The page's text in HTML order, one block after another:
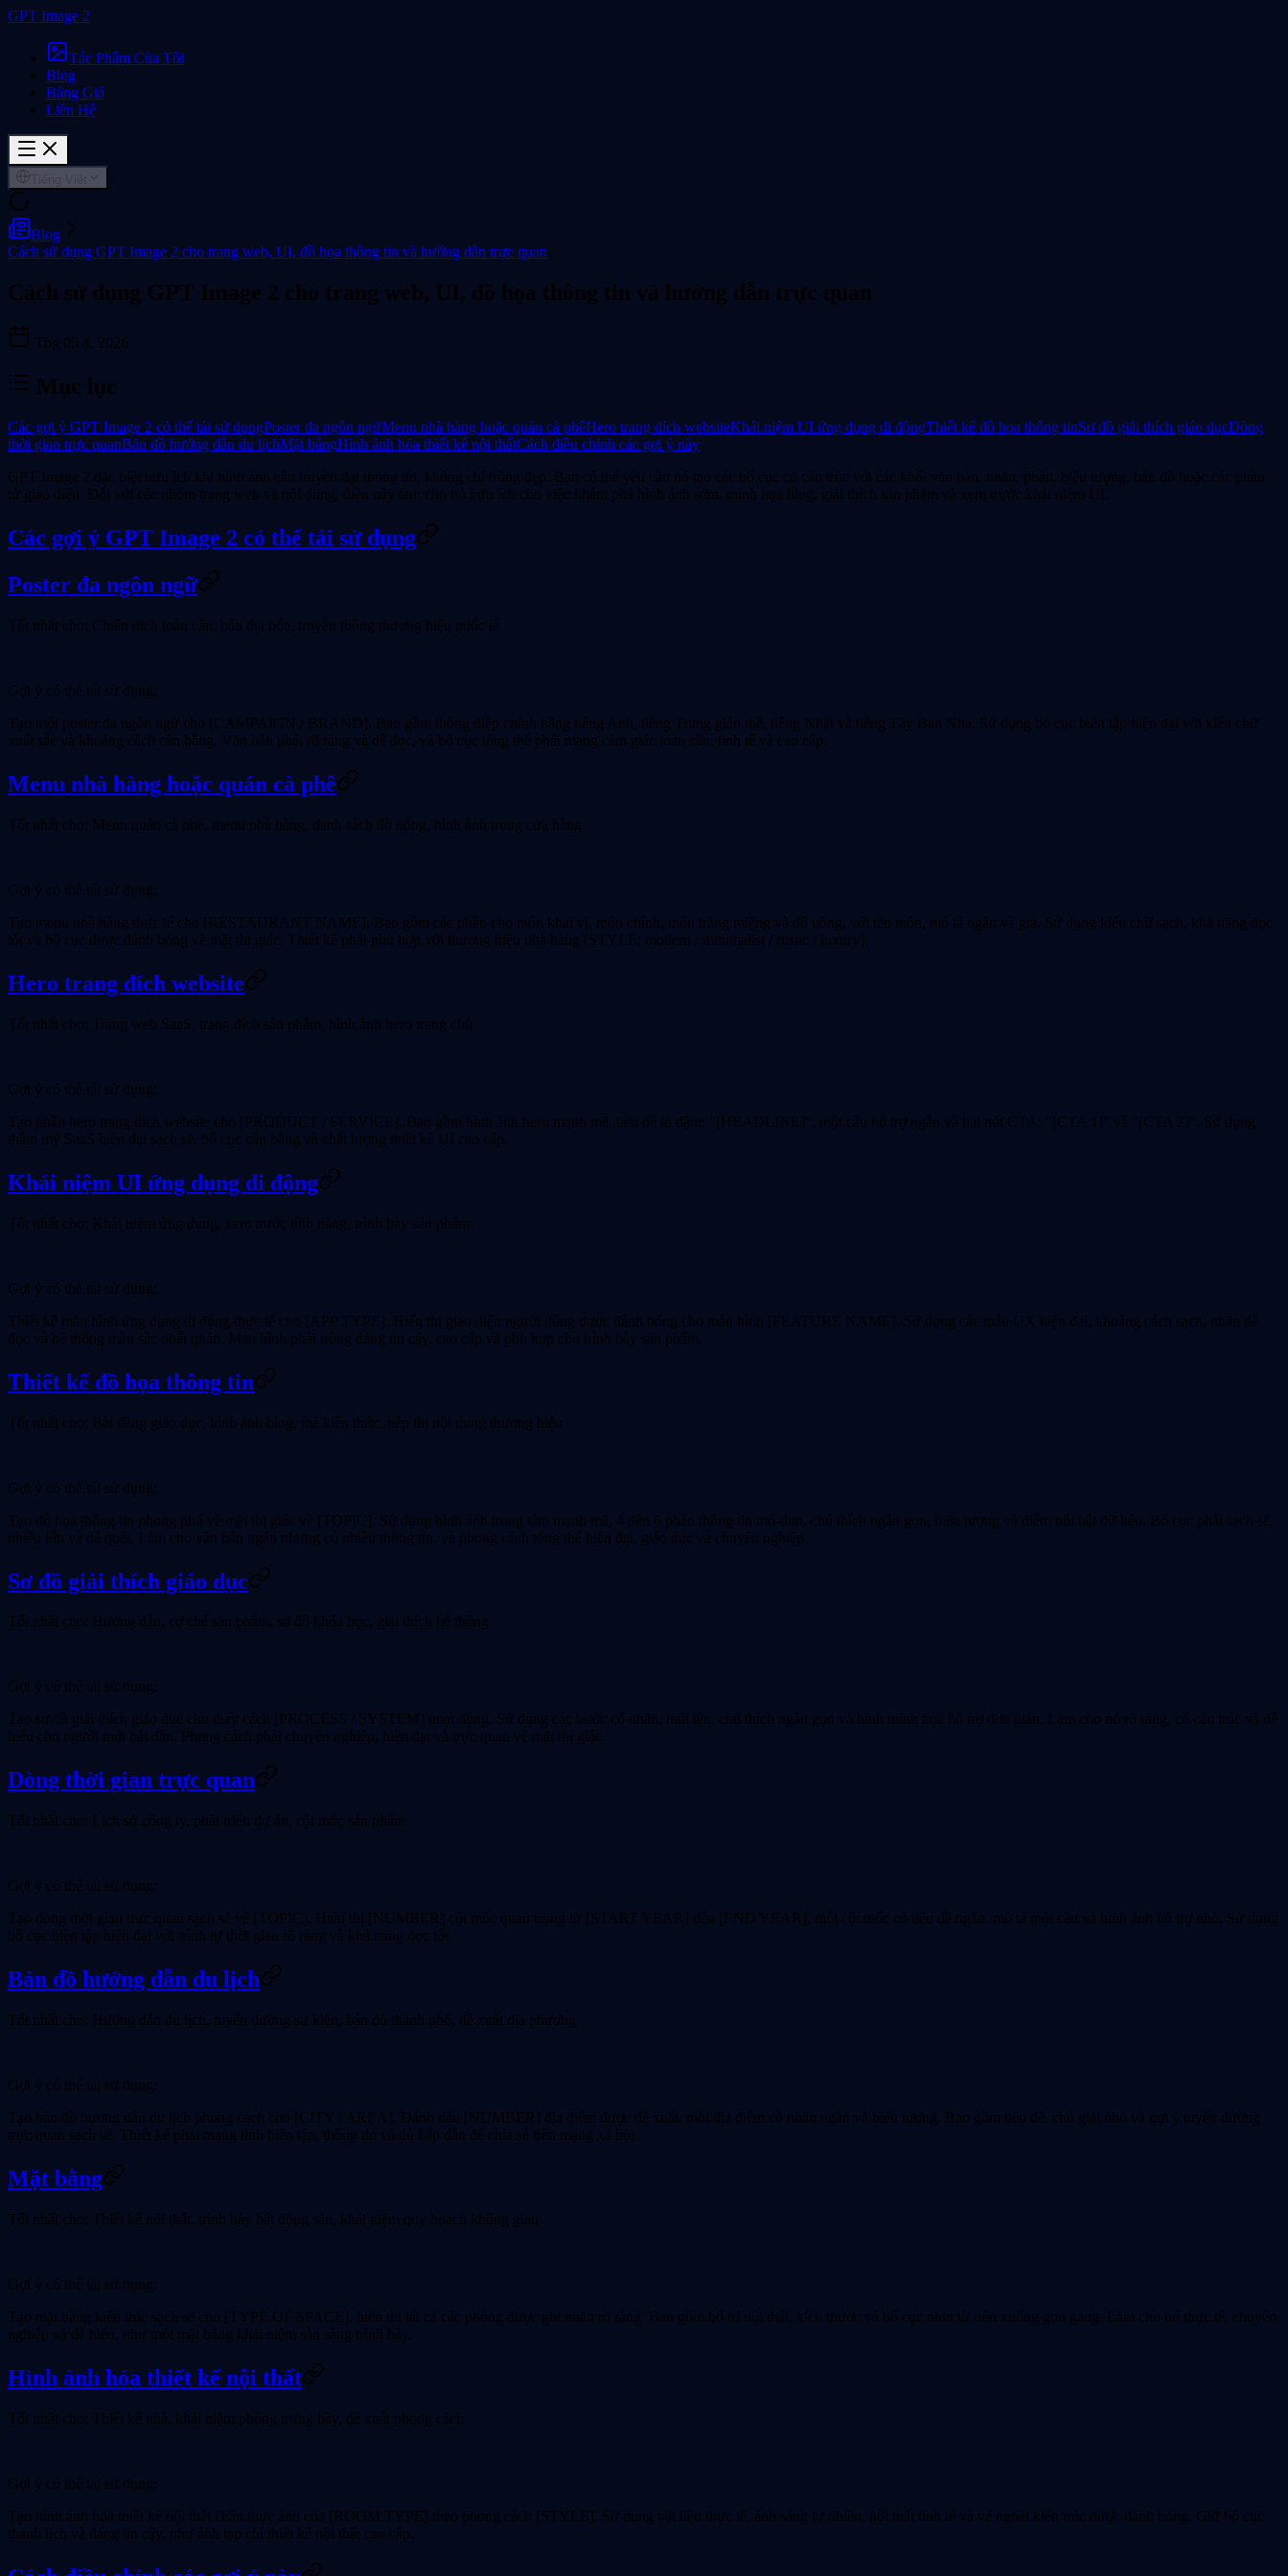
GPT Image 2
Tác Phẩm Của Tôi
Blog
Bảng Giá
Liên Hệ
Tiếng Việt
Blog
Cách sử dụng GPT Image 2 cho trang web, UI, đồ họa thông tin và hướng dẫn trực quan
Cách sử dụng GPT Image 2 cho trang web, UI, đồ họa thông tin và hướng dẫn trực quan
Thg 05 4, 2026
Mục lục
Các gợi ý GPT Image 2 có thể tái sử dụngPoster đa ngôn ngữMenu nhà hàng hoặc quán cà phêHero trang đích websiteKhái niệm UI ứng dụng di độngThiết kế đồ họa thông tinSơ đồ giải thích giáo dụcDòng
thời gian trực quanBản đồ hướng dẫn du lịchMặt bằngHình ảnh hóa thiết kế nội thấtCách điều chỉnh các gợi ý này
GPT Image 2 đặc biệt hữu ích khi hình ảnh cần truyền đạt thông tin, không chỉ trông đẹp. Bạn có thể yêu cầu nó tạo các bố cục có cấu trúc với các khối văn bản, nhãn, phần, biểu tượng, bản đồ hoặc các phần
tử giao diện. Đối với các nhóm trang web và nội dung, điều này làm cho nó hữu ích cho việc khám phá hình ảnh sớm, minh họa blog, giải thích sản phẩm và xem trước khái niệm UI.
Các gợi ý GPT Image 2 có thể tái sử dụng
Poster đa ngôn ngữ
Tốt nhất cho: Chiến dịch toàn cầu, bản địa hóa, truyền thông thương hiệu quốc tế
Gợi ý có thể tái sử dụng:
Tạo một poster đa ngôn ngữ cho [CAMPAIGN / BRAND]. Bao gồm thông điệp chính bằng tiếng Anh, tiếng Trung giản thể, tiếng Nhật và tiếng Tây Ban Nha. Sử dụng bố cục biên tập hiện đại với kiểu chữ
xuất sắc và khoảng cách cân bằng. Văn bản phải rõ ràng và dễ đọc, và bố cục tổng thể phải mang cảm giác toàn cầu, tinh tế và cao cấp.
Menu nhà hàng hoặc quán cà phê
Tốt nhất cho: Menu quán cà phê, menu nhà hàng, danh sách đồ uống, hình ảnh trong cửa hàng
Gợi ý có thể tái sử dụng:
Tạo menu nhà hàng thực tế cho [RESTAURANT NAME]. Bao gồm các phần cho món khai vị, món chính, món tráng miệng và đồ uống, với tên món, mô tả ngắn và giá. Sử dụng kiểu chữ sạch, khả năng đọc
tốt và bố cục được đánh bóng về mặt thị giác. Thiết kế phải phù hợp với thương hiệu nhà hàng [STYLE: modern / minimalist / rustic / luxury].
Hero trang đích website
Tốt nhất cho: Trang web SaaS, trang đích sản phẩm, hình ảnh hero trang chủ
Gợi ý có thể tái sử dụng:
Tạo phần hero trang đích website cho [PRODUCT / SERVICE]. Bao gồm hình ảnh hero mạnh mẽ, tiêu đề in đậm: "[HEADLINE]", một câu hỗ trợ ngắn và hai nút CTA: "[CTA 1]" và "[CTA 2]". Sử dụng
thẩm mỹ SaaS hiện đại sạch sẽ, bố cục cân bằng và chất lượng thiết kế UI cao cấp.
Khái niệm UI ứng dụng di động
Tốt nhất cho: Khái niệm ứng dụng, xem trước tính năng, trình bày sản phẩm
Gợi ý có thể tái sử dụng:
Thiết kế màn hình ứng dụng di động thực tế cho [APP TYPE]. Hiển thị giao diện người dùng được đánh bóng cho màn hình [FEATURE NAME]. Sử dụng các mẫu UX hiện đại, khoảng cách sạch, nhãn dễ
đọc và hệ thống màu sắc nhất quán. Màn hình phải trông đáng tin cậy, cao cấp và phù hợp cho trình bày sản phẩm.
Thiết kế đồ họa thông tin
Tốt nhất cho: Bài đăng giáo dục, hình ảnh blog, thẻ kiến thức, tiếp thị nội dung thương hiệu
Gợi ý có thể tái sử dụng:
Tạo đồ họa thông tin phong phú về mặt thị giác về [TOPIC]. Sử dụng hình ảnh trung tâm mạnh mẽ, 4 đến 6 phần thông tin mô-đun, chú thích ngắn gọn, biểu tượng và điểm nổi bật dữ liệu. Bố cục phải sạch sẽ,
nhiều lớp và dễ quét. Làm cho văn bản ngắn nhưng có nhiều thông tin, và phong cách tổng thể hiện đại, giáo dục và chuyên nghiệp.
Sơ đồ giải thích giáo dục
Tốt nhất cho: Hướng dẫn, cơ chế sản phẩm, sơ đồ khóa học, giải thích hệ thống
Gợi ý có thể tái sử dụng:
Tạo sơ đồ giải thích giáo dục cho thấy cách [PROCESS / SYSTEM] hoạt động. Sử dụng các bước có nhãn, mũi tên, chú thích ngắn gọn và hình minh họa hỗ trợ đơn giản. Làm cho nó rõ ràng, có cấu trúc và dễ
hiểu cho người mới bắt đầu. Phong cách phải chuyên nghiệp, hiện đại và trực quan về mặt thị giác.
Dòng thời gian trực quan
Tốt nhất cho: Lịch sử công ty, phát triển dự án, cột mốc sản phẩm
Gợi ý có thể tái sử dụng:
Tạo dòng thời gian trực quan sạch sẽ về [TOPIC]. Hiển thị [NUMBER] cột mốc quan trọng từ [START YEAR] đến [END YEAR], mỗi cột mốc có tiêu đề ngắn, mô tả một câu và hình ảnh hỗ trợ nhỏ. Sử dụng
bố cục biên tập hiện đại với trình tự thời gian rõ ràng và khả năng đọc tốt.
Bản đồ hướng dẫn du lịch
Tốt nhất cho: Hướng dẫn du lịch, tuyến đường sự kiện, bản đồ thành phố, đề xuất địa phương
Gợi ý có thể tái sử dụng:
Tạo bản đồ hướng dẫn du lịch phong cách cho [CITY / AREA]. Đánh dấu [NUMBER] địa điểm được đề xuất, mỗi địa điểm có nhãn ngắn và biểu tượng. Bao gồm tiêu đề, chú giải nhỏ và gợi ý tuyến đường
trực quan sạch sẽ. Thiết kế phải mang tính biên tập, thông tin và đủ hấp dẫn để chia sẻ trên mạng xã hội.
Mặt bằng
Tốt nhất cho: Thiết kế nội thất, trình bày bất động sản, khái niệm quy hoạch không gian
Gợi ý có thể tái sử dụng:
Tạo mặt bằng kiến trúc sạch sẽ cho [TYPE OF SPACE], hiển thị tất cả các phòng được ghi nhãn rõ ràng. Bao gồm bố trí nội thất, kích thước và bố cục nhìn từ trên xuống gọn gàng. Làm cho nó thực tế, chuyên
nghiệp và dễ hiểu, như một mặt bằng khái niệm sẵn sàng trình bày.
Hình ảnh hóa thiết kế nội thất
Tốt nhất cho: Thiết kế nhà, khái niệm phòng trưng bày, đề xuất phong cách
Gợi ý có thể tái sử dụng:
Tạo hình ảnh hóa thiết kế nội thất chân thực ảnh của [ROOM TYPE] theo phong cách [STYLE]. Sử dụng vật liệu thực tế, ánh sáng tự nhiên, nội thất tinh tế và vẻ ngoài kiến trúc được đánh bóng. Giữ bố cục
thanh lịch và đáng tin cậy, như ảnh tạp chí thiết kế nội thất cao cấp.